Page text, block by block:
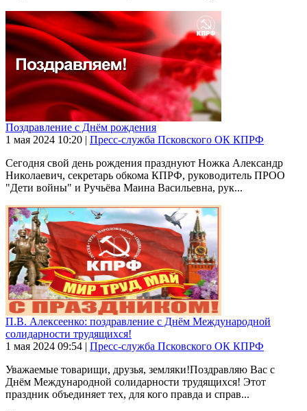
Поздравление с Днём рождения
1 мая 2024 10:20 | Пресс-служба Псковского ОК КПРФ
Сегодня свой день рождения празднуют Ножка Александр
Николаевич, секретарь обкома КПРФ, руководитель ПРОО
"Дети войны" и Ручьёва Маина Васильевна, рук...
П.В. Алексеенко: поздравление с Днём Международной
солидарности трудящихся!
1 мая 2024 09:54 | Пресс-служба Псковского ОК КПРФ
Уважаемые товарищи, друзья, земляки!Поздравляю Вас с
Днём Международной солидарности трудящихся! Этот
праздник объединяет тех, для кого правда и справ...